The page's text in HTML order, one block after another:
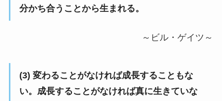
分かち合うことから生まれる。
～ビル・ゲイツ～
(3) 変わることがなければ成長することもな
い。成長することがなければ真に生きていな